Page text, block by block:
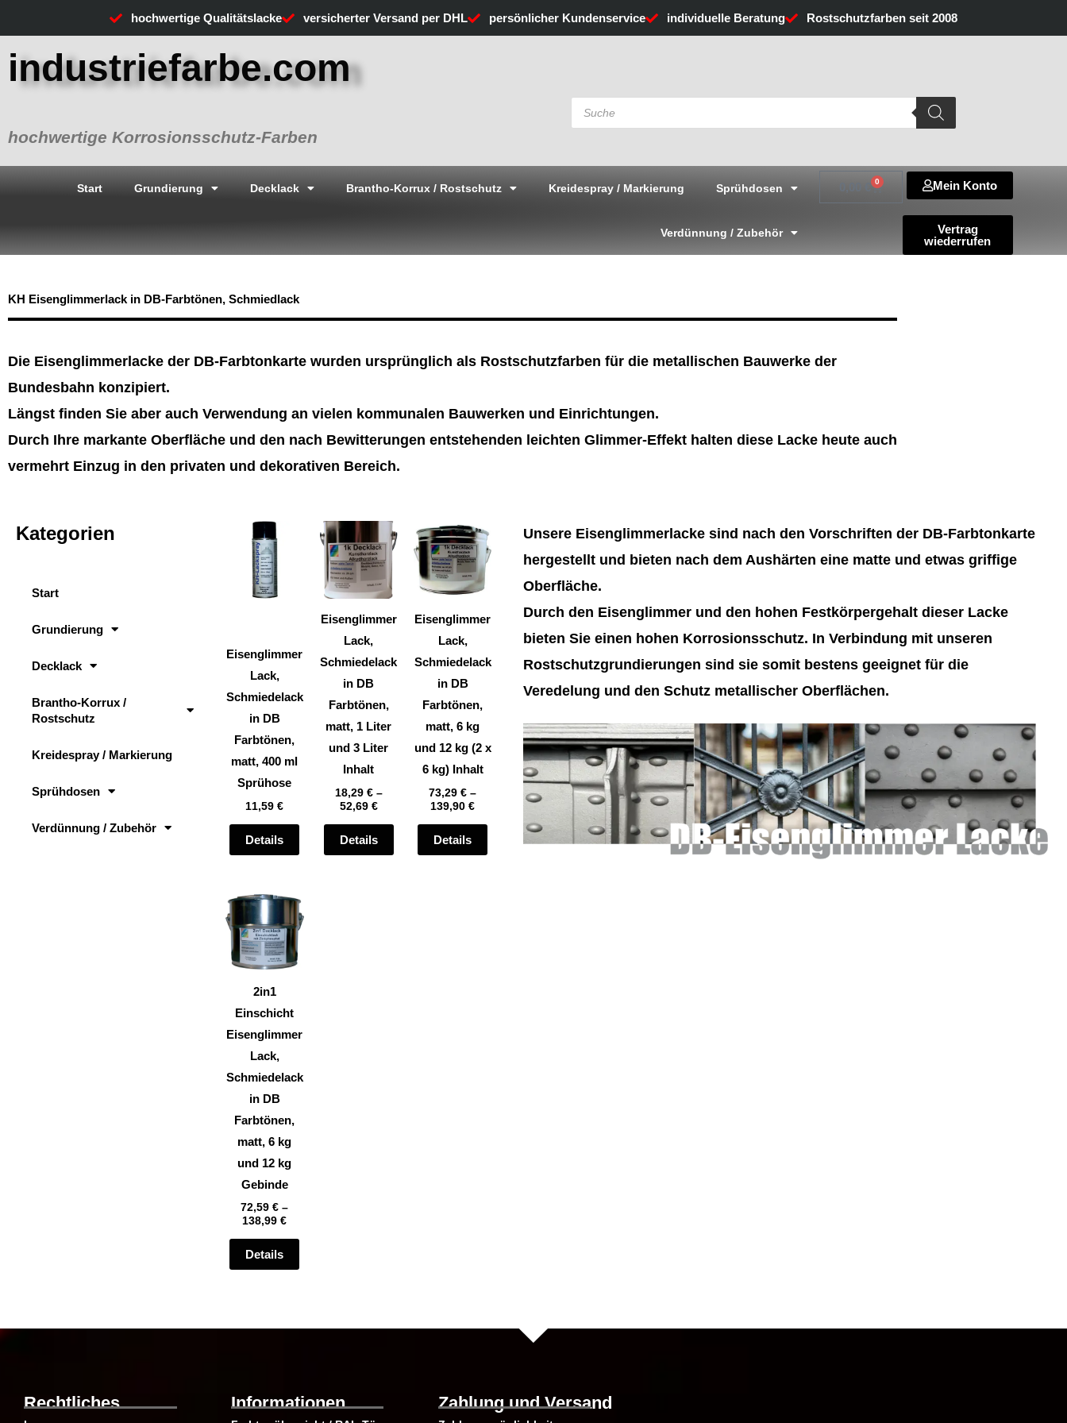
springen
hochwertige Qualitätslacke versicherter Versand per DHL persönlicher Kundenservice individuelle Beratung Rostschutzfarben seit 2008
industriefarbe.com
hochwertige Korrosionsschutz-Farben
Products
search
Start Grundierung Decklack Brantho-Korrux / Rostschutz Kreidespray / Markierung Sprühdosen
Verdünnung / Zubehör
0
WarenkorbMein Konto
Vertrag
wiederrufen
KH Eisenglimmerlack in DB-Farbtönen, Schmiedlack
Die Eisenglimmerlacke der DB-Farbtonkarte wurden ursprünglich als Rostschutzfarben für die metallischen Bauwerke der
Bundesbahn konzipiert.
Längst finden Sie aber auch Verwendung an vielen kommunalen Bauwerken und Einrichtungen.
Durch Ihre markante Oberfläche und den nach Bewitterungen entstehenden leichten Glimmer-Effekt halten diese Lacke heute auch
vermehrt Einzug in den privaten und dekorativen Bereich.
Kategorien
Start
Grundierung
Decklack
Brantho-Korrux /
Rostschutz
Kreidespray / Markierung
Sprühdosen
Verdünnung / Zubehör
Eisenglimmer
Lack,
Schmiedelack
in DB
Farbtönen,
matt, 400 ml
Sprühose
11,59€
Details
Dieses
Produkt
mehrere
Varianten
Die
Optionen
können
Produktseite
gewählt
Eisenglimmer
Lack,
Schmiedelack
in DB
Farbtönen,
matt, 1 Liter
und 3 Liter
Inhalt
18,29 €–
52,69 €
Details
Dieses
Produkt
weist
mehrere
Varianten
Die
Optionen
können
Produktseite
gewählt
werden
Eisenglimmer
Lack,
Schmiedelack
in DB
Farbtönen,
matt, 6 kg
und 12 kg (2 x
6 kg) Inhalt
73,29 € –
139,90 €
Details
Dieses
Produkt
mehrere
Varianten
Die
der
Produktseite
2in1
Einschicht
Eisenglimmer
Lack,
Schmiedelack
in DB
Farbtönen,
matt, 6 kg
und 12 kg
Gebinde
72,59€ –
138,99€
Details
Dieses
Produkt
Die
können
Unsere Eisenglimmerlacke sind nach den Vorschriften der DB-Farbtonkarte
hergestellt und bieten nach dem Aushärten eine matte und etwas griffige
Oberfläche.
Durch den Eisenglimmer und den hohen Festkörpergehalt dieser Lacke
bieten Sie einen hohen Korrosionsschutz. In Verbindung mit unseren
Rostschutzgrundierungen sind sie somit bestens geeignet für die
Veredelung und den Schutz metallischer Oberflächen.
Rechtliches Informationen Zahlung und Versand